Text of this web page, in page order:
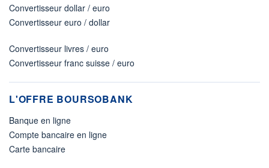
Convertisseur dollar / euro
Convertisseur euro / dollar
Convertisseur livres / euro
Convertisseur franc suisse / euro
L'OFFRE BOURSOBANK
Banque en ligne
Compte bancaire en ligne
Carte bancaire